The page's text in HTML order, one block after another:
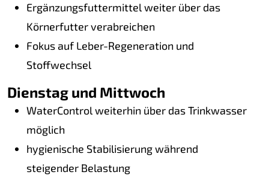
Ergänzungsfuttermittel weiter über das
Körnerfutter verabreichen
Fokus auf Leber-Regeneration und
Stoffwechsel
Dienstag und Mittwoch
WaterControl weiterhin über das Trinkwasser
möglich
hygienische Stabilisierung während
steigender Belastung